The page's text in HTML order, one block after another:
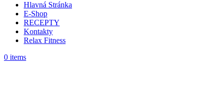
Hlavná Stránka
E-Shop
RECEPTY
Kontakty
Relax Fitness
0 items